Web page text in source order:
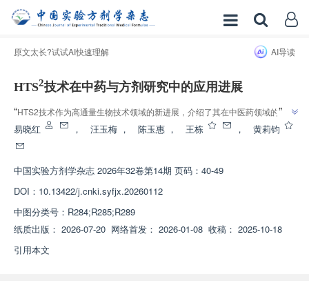
原文太长?试试AI快速理解 AI导读
HTS2技术在中药与方剂研究中的应用进展
“HTS2技术作为高通量生物技术领域的新进展，介绍了其在中医药领域的研究
进展，该技术建立了高通量药物筛选与靶点发现体系，为中药多靶点机制解析
和新药发现开辟了新方向，为中医药现代化和国际化进程奠定了基础。
”
易晓红 ， 汪玉梅 ， 陈玉惠 ， 王栋 ， 黄莉钧
中国实验方剂学杂志 2026年32卷第14期 页码：40-49
DOI： 10.13422/j.cnki.syfjx.20260112
中图分类号： R284;R285;R289
纸质出版： 2026-07-20 网络首发： 2026-01-08 收稿： 2025-10-18
引用本文